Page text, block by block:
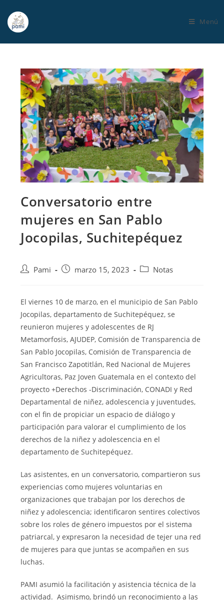
Menú
Conversatorio entre
mujeres en San Pablo
Jocopilas, Suchitepéquez
Pami marzo 15, 2023 Notas
El viernes 10 de marzo, en el municipio de San Pablo
Jocopilas, departamento de Suchitepéquez, se
reunieron mujeres y adolescentes de RJ
Metamorfosis, AJUDEP, Comisión de Transparencia de
San Pablo Jocopilas, Comisión de Transparencia de
San Francisco Zapotitlán, Red Nacional de Mujeres
Agricultoras, Paz Joven Guatemala en el contexto del
proyecto +Derechos -Discriminación, CONADI y Red
Departamental de niñez, adolescencia y juventudes,
con el fin de propiciar un espacio de diálogo y
participación para valorar el cumplimiento de los
derechos de la niñez y adolescencia en el
departamento de Suchitepéquez.
Las asistentes, en un conversatorio, compartieron sus
experiencias como mujeres voluntarias en
organizaciones que trabajan por los derechos de
niñez y adolescencia; identificaron sentires colectivos
sobre los roles de género impuestos por el sistema
patriarcal, y expresaron la necesidad de tejer una red
de mujeres para que juntas se acompañen en sus
luchas.
PAMI asumió la facilitación y asistencia técnica de la
actividad. Asimismo, brindó un reconocimiento a las